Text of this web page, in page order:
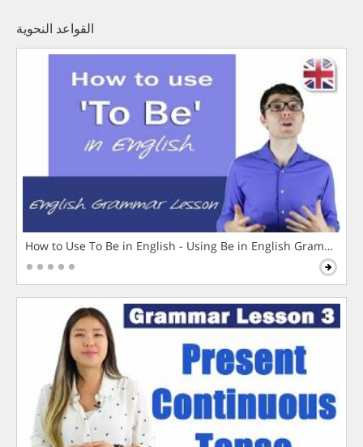
القواعد النحوية
How to Use To Be in English - Using Be in English Grammar